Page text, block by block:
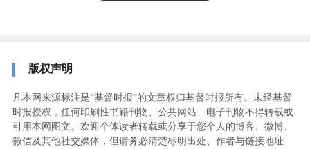
版权声明
凡本网来源标注是“基督时报”的文章权归基督时报所有。未经基督
时报授权，任何印刷性书籍刊物、公共网站、电子刊物不得转载或
引用本网图文。欢迎个体读者转载或分享于您个人的博客、微博、
微信及其他社交媒体，但请务必清楚标明出处、作者与链接地址